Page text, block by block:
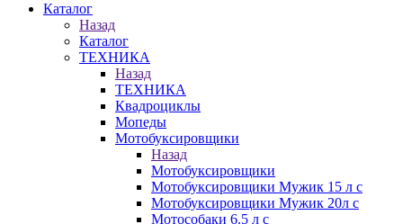
Каталог
Назад
Каталог
ТЕХНИКА
Назад
ТЕХНИКА
Квадроциклы
Мопеды
Мотобуксировщики
Назад
Мотобуксировщики
Мотобуксировщики Мужик 15 л с
Мотобуксировщики Мужик 20л с
Мотособаки 6.5 л с